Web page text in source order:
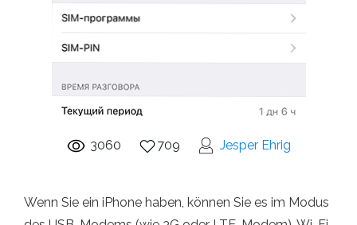
3060 709 Jesper Ehrig
Wenn Sie ein iPhone haben, können Sie es im Modus